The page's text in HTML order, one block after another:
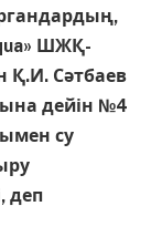
ШЖҚ-
Қ.И. Сәтбаев
дейін №4
су
деп